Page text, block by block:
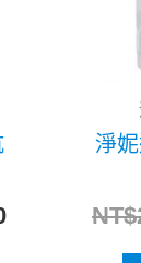
淨
NT$